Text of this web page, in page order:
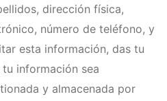
dirección física,
número de teléfono, y
esta información, das tu
información sea
y almacenada por